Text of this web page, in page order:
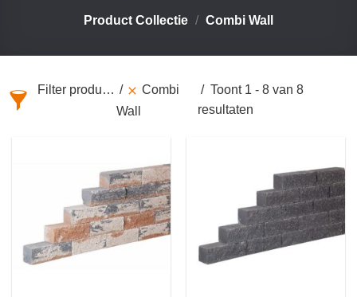
Product Collectie / Combi Wall
Filter producten
Combi
Wall
Toont 1 - 8 van 8
resultaten